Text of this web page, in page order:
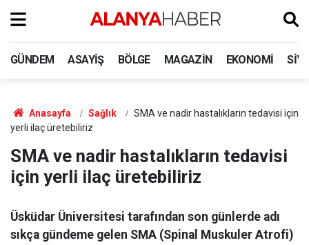
GÜNDEM ASAYIŞ BÖLGE MAGAZIN EKONOMI
Anasayfa Sağlık
SMA ve nadir hastalıkların tedavisi için
yerli ilaç üretebiliriz
SMA ve nadir hastalıkların tedavisi
için yerli ilaç üretebiliriz
Üsküdar Üniversitesi tarafından son günlerde adı
sıkça gündeme gelen SMA (Spinal Muskuler Atrofi)